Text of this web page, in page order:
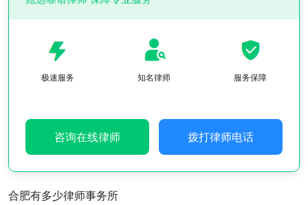
极速服务 知名律师 服务保障
咨询在线律师 拨打律师电话
合肥有多少律师事务所